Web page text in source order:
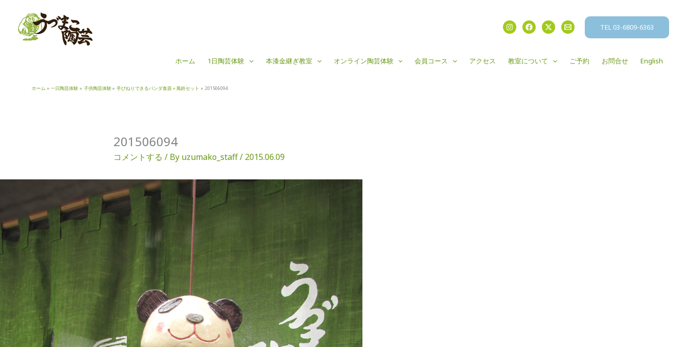
TEL 03-6809-6363
ホーム 1日陶芸体験 本漆金継ぎ教室 オンライン陶芸体験 会員コース アクセス 教室について ご予約 お問合せ English
ホーム 一日陶芸体験 子供陶芸体験 手びねりできるパンダ食器＋風鈴セット 201506094
201506094
コメントする / By uzumako_staff/ 2015.06.09